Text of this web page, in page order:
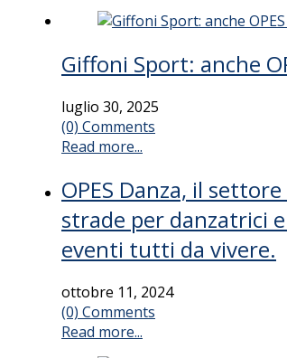
Giffoni Sport: anche
luglio 30, 2025
(0) Comments
Read more...
OPES Danza, il
strade per danzatrici
eventi tutti da vivere.
ottobre 11, 2024
(0) Comments
Read more...